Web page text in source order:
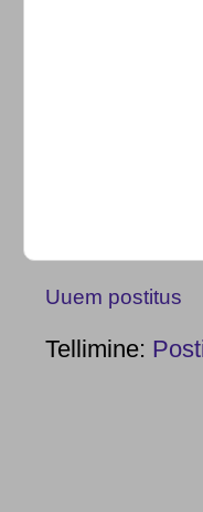
Uuem postitus
Tellimine: